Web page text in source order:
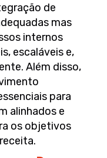
de
mas
internos
escaláveis e,
Além disso,
para
alinhados e
os objetivos